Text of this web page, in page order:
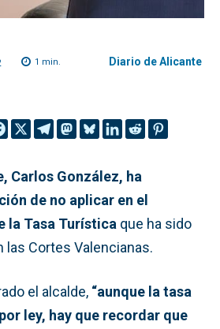
1 min. Diario de Alicante
Carlos González, ha
de no aplicar en el
la Tasa Turística que ha sido
las Cortes Valencianas.
el alcalde, “aunque la tasa
ley, hay que recordar que